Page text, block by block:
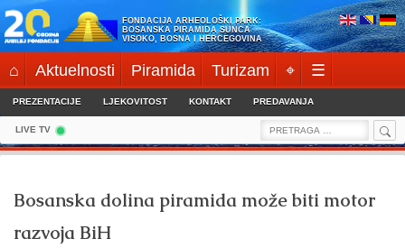
Skip
to
content
FONDACIJA ARHEOLOŠKI PARK:
BOSANSKA PIRAMIDA SUNCA
VISOKO, BOSNA I HERCEGOVINA
⌂ Aktuelnosti Piramida Turizam ⌖ ☰
PREZENTACIJE LJEKOVITOST KONTAKT PREDAVANJA
LIVE TV
Search
for:
Bosanska dolina piramida može biti motor
razvoja BiH